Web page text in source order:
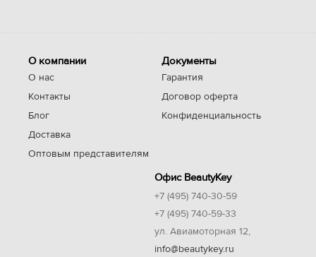
О компании
О нас
Контакты
Блог
Доставка
Оптовым представителям
Документы
Гарантия
Договор оферта
Конфиденциальность
Офис BeautyKey
+7 (495) 740-30-59
+7 (495) 740-59-33
ул. Авиамоторная 12,
info@beautykey.ru